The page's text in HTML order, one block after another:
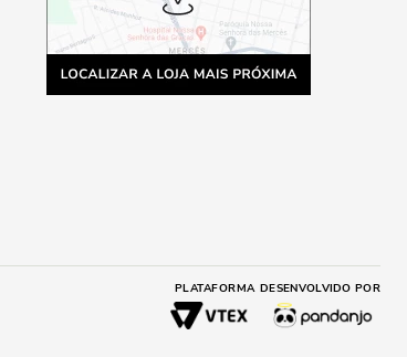
PLATAFORMA DESENVOLVIDO POR